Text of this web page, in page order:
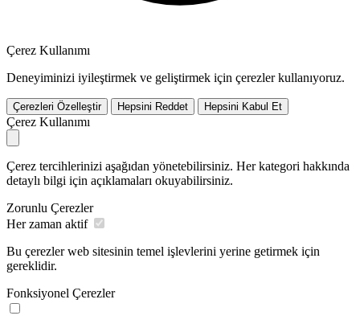
Çerez Kullanımı
Deneyiminizi iyileştirmek ve geliştirmek için çerezler kullanıyoruz.
Çerezleri Özelleştir Hepsini Reddet Hepsini Kabul Et
Çerez Kullanımı
Çerez tercihlerinizi aşağıdan yönetebilirsiniz. Her kategori hakkında
detaylı bilgi için açıklamaları okuyabilirsiniz.
Zorunlu Çerezler
Her zaman aktif
Bu çerezler web sitesinin temel işlevlerini yerine getirmek için
gereklidir.
Fonksiyonel Çerezler